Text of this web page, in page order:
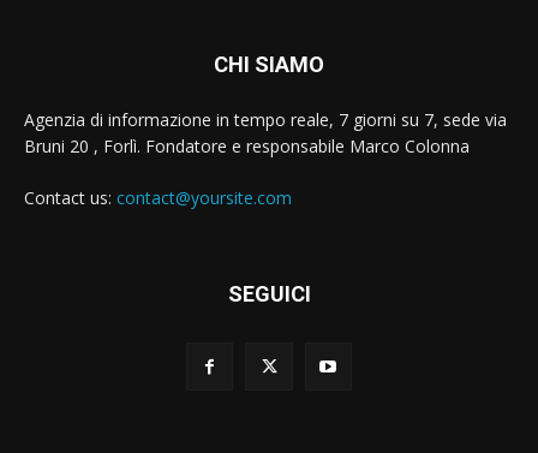
CHI SIAMO
Agenzia di informazione in tempo reale, 7 giorni su 7, sede via
Bruni 20 , Forlì. Fondatore e responsabile Marco Colonna
Contact us: contact@yoursite.com
SEGUICI